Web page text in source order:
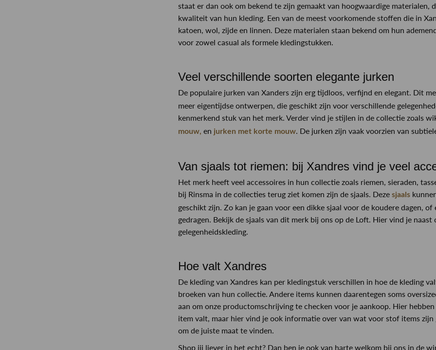
staat er dan ook om bekend te zijn gemaakt van hoogwaardige materialen,
kwaliteit van hun kleding. Een van de meest voorkomende stoffen die in
katoen, wol, zijde en linnen. Deze materialen staan bekend om hun
voor zowel casual als formele kledingstukken.
Veel verschillende soorten elegante jurken
De populaire jurken van Xanders zijn erg tijdloos, verfijnd en elegant. Dit
meer eigentijdse ontwerpen, die geschikt zijn voor verschillende
kenmerkend stuk van het merk. Verder vind je stijlen in de collectie zoals
mouw, en jurken met korte mouw. De jurken zijn vaak voorzien van
Van sjaals tot riemen: bij Xandres vind je veel
Het merk heeft veel accessoires in hun collectie zoals riemen, sieraden,
bij Rinsma in de collecties terug ziet komen zijn de sjaals. Deze sjaals
geschikt zijn. Zo kan je gaan voor een dikke sjaal voor de koudere dagen,
gedragen. Bekijk de sjaals van dit merk bij ons op de Loft. Hier vind je
gelegenheidskleding.
Hoe valt Xandres
De kleding van Xandres kan per kledingstuk verschillen in hoe de kleding
broeken van hun collectie. Andere items kunnen daarentegen soms
aan om onze productomschrijving te checken voor je aankoop. Hier
item valt, maar hier vind je ook informatie over van wat voor stof items
om de juiste maat te vinden.
Shop jij liever in het echt? Dan ben je ook van harte welkom bij ons in de